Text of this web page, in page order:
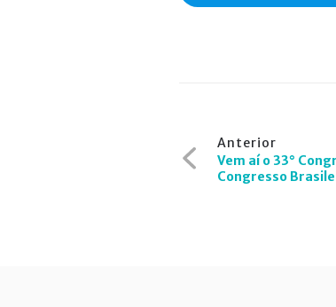
de
Post
Anterior
Vem aí o 33°
Congresso